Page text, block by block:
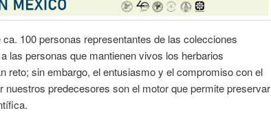
100 personas representantes de las colecciones
las personas que mantienen vivos los herbarios
reto; sin embargo, el entusiasmo y el compromiso con el
nuestros predecesores son el motor que permite preservar